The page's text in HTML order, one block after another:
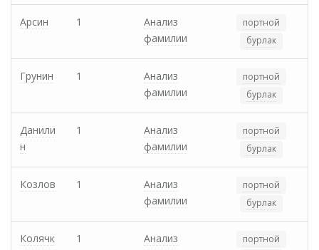
Арсин 1
Анализ
фамилии
портной
бурлак
Грунин 1
Анализ
фамилии
портной
бурлак
Данили
н
1
Анализ
фамилии
портной
бурлак
Козлов 1
Анализ
фамилии
портной
бурлак
Колячк
1
Анализ
портной